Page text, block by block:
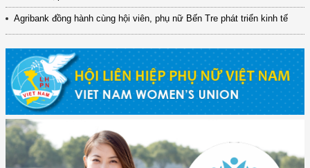
Agribank đồng hành cùng hội viên, phụ nữ Bến Tre phát triển kinh tế